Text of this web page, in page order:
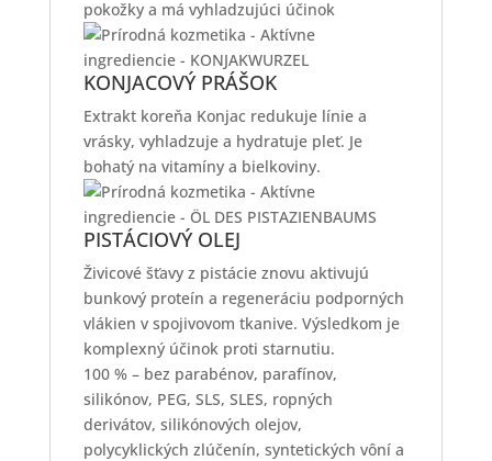
pokožky a má vyhladzujúci účinok
KONJACOVÝ PRÁŠOK
Extrakt koreňa Konjac redukuje línie a
vrásky, vyhladzuje a hydratuje pleť. Je
bohatý na vitamíny a bielkoviny.
PISTÁCIOVÝ OLEJ
Živicové šťavy z pistácie znovu aktivujú
bunkový proteín a regeneráciu podporných
vlákien v spojivovom tkanive. Výsledkom je
komplexný účinok proti starnutiu.
100 % – bez parabénov, parafínov,
silikónov, PEG, SLS, SLES, ropných
derivátov, silikónových olejov,
polycyklických zlúčenín, syntetických vôní a